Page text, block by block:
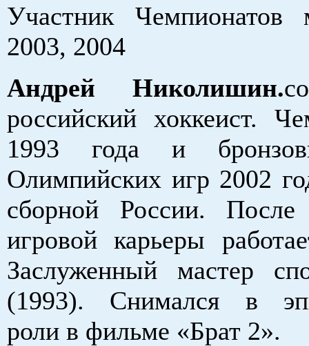
Участник Чемпионатов
2003, 2004
Андрей Николишин.
российский хоккеист.
1993 года и
Олимпийских игр 2002
сборной России. После
игровой карьеры
Заслуженный мастер
(1993). Снимался в
роли в фильме «Брат 2».